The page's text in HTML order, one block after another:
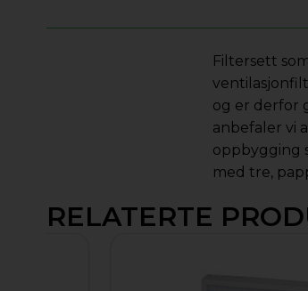
Filtersett
og er derfor
anbefaler vi
oppbygging
med tre,
RELATERTE